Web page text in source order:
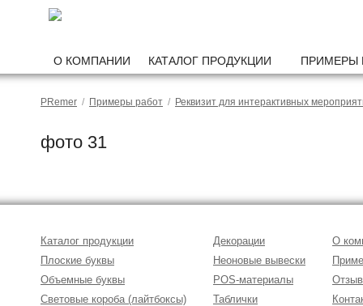
О КОМПАНИИ КАТАЛОГ ПРОДУКЦИИ ПРИМЕРЫ
PRemer / Примеры работ / Реквизит для интерактивных
фото 31
Каталог продукции
Плоские буквы
Объемные буквы
Световые короба (лайтбоксы)
Декорации
Неоновые вывески
POS-материалы
Таблички
О